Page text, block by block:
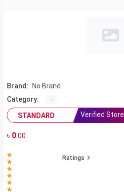
Brand:
No Brand
Category:
STANDARD
Verified Store
৳ 0.00
Ratings